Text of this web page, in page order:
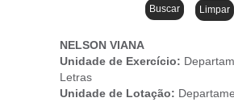
NELSON VIANA
Unidade de Exercício:
Letras
Unidade de Lotação: